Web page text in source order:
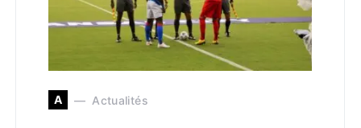
A Actualités